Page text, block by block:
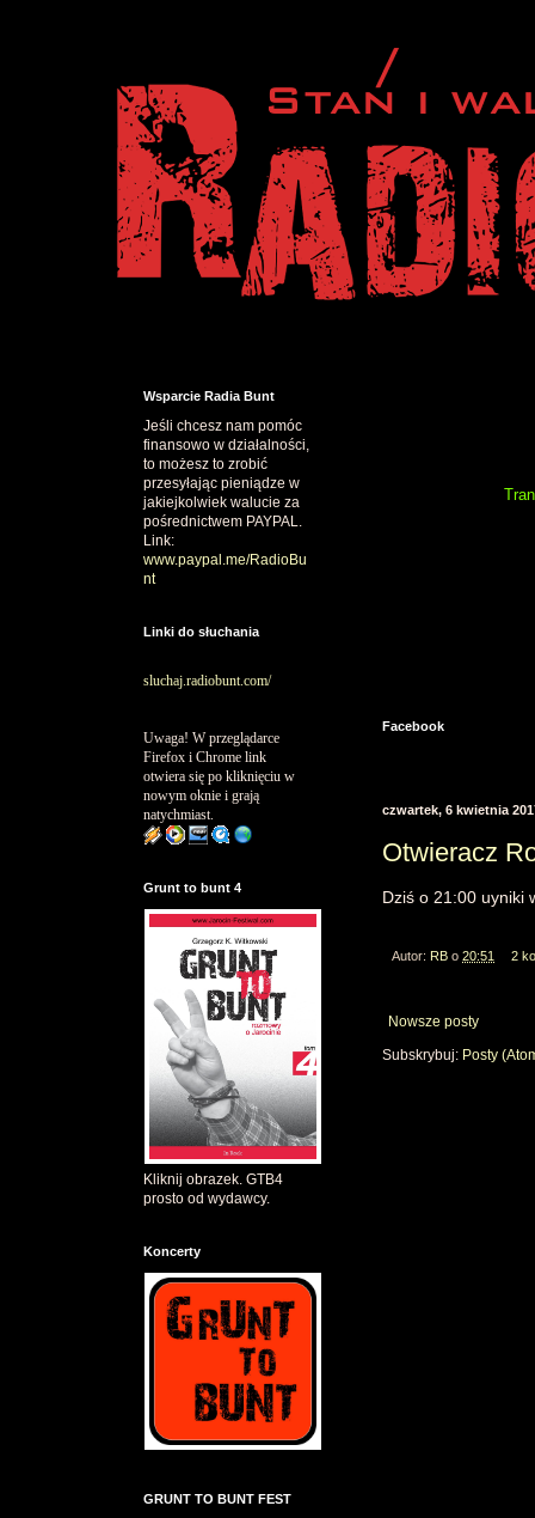
Facebook
czwartek, 6 kwietnia
Otwieracz
Dziś o 21:00 uyniki
Autor: RB o 20:51 2
Nowsze posty
Subskrybuj: Posty
Wsparcie Radia Bunt
Jeśli chcesz nam pomóc
finansowo w działalności,
to możesz to zrobić
przesyłając pieniądze w
jakiejkolwiek walucie za
pośrednictwem PAYPAL.
Link:
www.paypal.me/RadioBu
nt
Linki do słuchania
sluchaj.radiobunt.com/
Uwaga! W przeglądarce
Firefox i Chrome link
otwiera się po kliknięciu w
nowym oknie i grają
natychmiast.
Grunt to bunt 4
Kliknij obrazek. GTB4
prosto od wydawcy.
Koncerty
GRUNT TO BUNT FEST